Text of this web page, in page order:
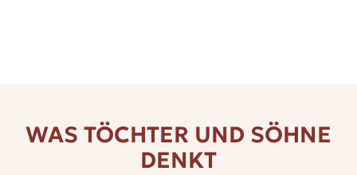
WAS TÖCHTER UND SÖHNE
DENKT